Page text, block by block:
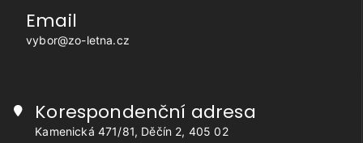
Email
vybor@zo-letna.cz
Korespondenční adresa
Kamenická 471/81, Děčín 2, 405 02